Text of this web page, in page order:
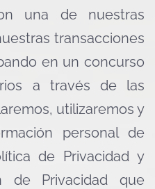
una de nuestras
transacciones
en un concurso
a través de las
utilizaremos y
personal de
de Privacidad y
de Privacidad que